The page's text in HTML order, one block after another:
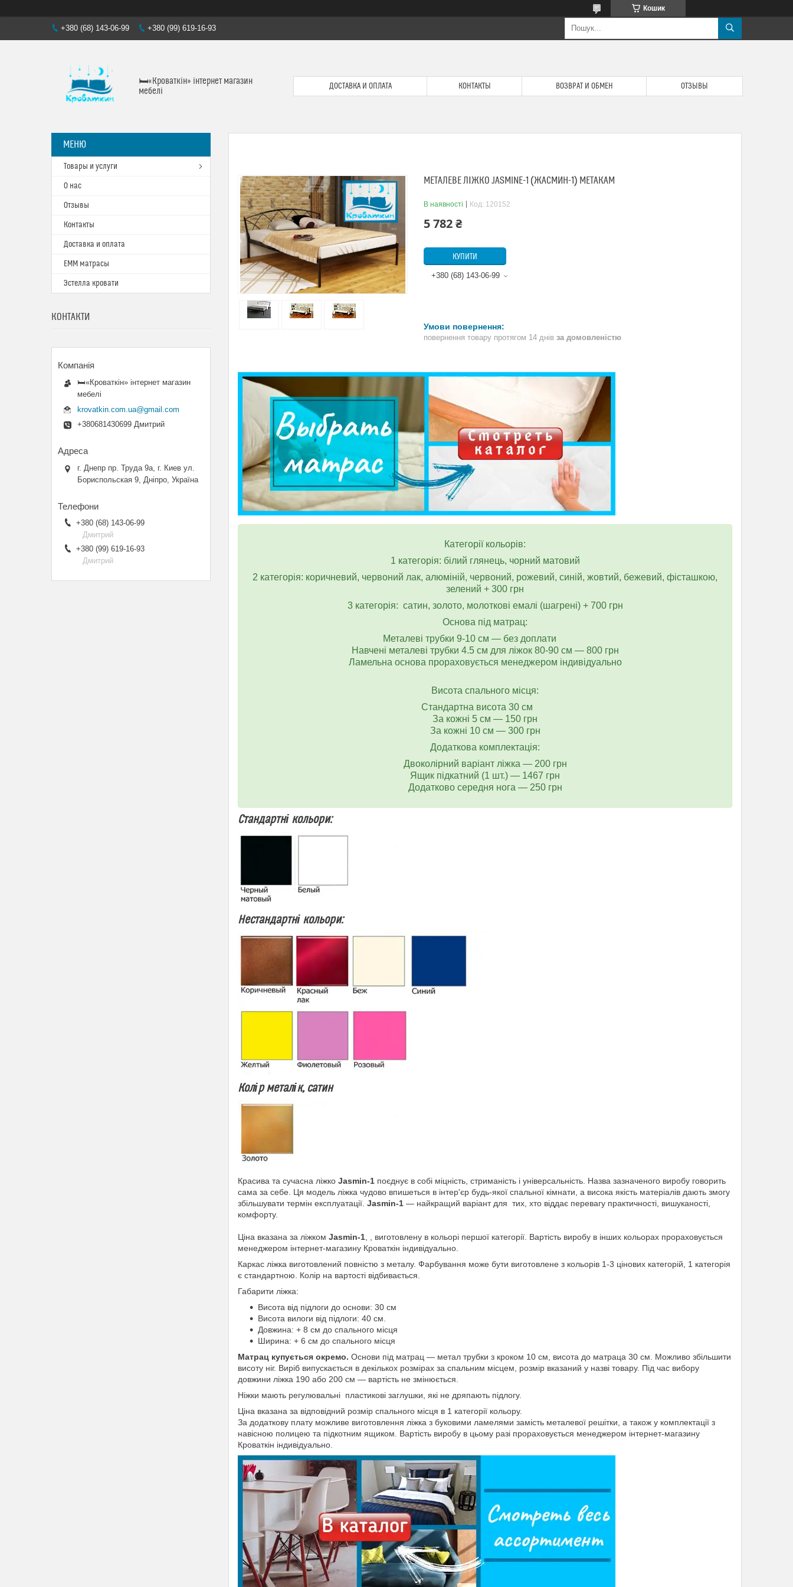
Кошик
+380 (68) 143-06-99 +380 (99) 619-16-93
🛏«Кроваткiн» iнтернет магазин
мебелi
ДОСТАВКА И ОПЛАТА КОНТАКТЫ ВОЗВРАТ И ОБМЕН ОТЗЫВЫ
МЕТАЛЕВЕ ЛІЖКО JASMINE-1 (ЖАСМИН-1) МЕТАКАМ
В наявності Код: 120152
5 782 ₴
КУПИТИ
+380 (68) 143-06-99
повернення товару протягом 14 днів за домовленістю
Категорії кольорів:
1 категорія: білий глянець, чорний матовий
2 категорія: коричневий, червоний лак, алюміній, червоний, рожевий, синій, жовтий, бежевий, фісташкою,
зелений + 300 грн
3 категорія: сатин, золото, молоткові емалі (шагрені) + 700 грн
Основа під матрац:
Металеві трубки 9-10 см — без доплати
Навчені металеві трубки 4.5 см для ліжок 80-90 см — 800 грн
Ламельна основа прораховується менеджером індивідуально
Висота спального місця:
Стандартна висота 30 см
За кожні 5 см — 150 грн
За кожні 10 см — 300 грн
Додаткова комплектація:
Двоколірний варіант ліжка — 200 грн
Ящик підкатний (1 шт.) — 1467 грн
Додатково середня нога — 250 грн
Стандартні кольори:
Нестандартні кольори:
Колір металік, сатин
Красива та сучасна ліжко Jasmin-1 поєднує в собі міцність, стриманість і універсальність. Назва зазначеного виробу говорить
сама за себе. Ця модель ліжка чудово впишеться в інтер'єр будь-якої спальної кімнати, а висока якість матеріалів дають змогу
збільшувати термін експлуатації. Jasmin-1 — найкращий варіант для тих, хто віддає перевагу практичності, вишуканості,
комфорту.
Ціна вказана за ліжком Jasmin-1 , , виготовлену в кольорі першої категорії. Вартість виробу в інших кольорах прораховується
менеджером інтернет-магазину Кроваткін індивідуально.
Каркас ліжка виготовлений повністю з металу. Фарбування може бути виготовлене з кольорів 1-3 цінових категорій, 1 категорія
є стандартною. Колір на вартості відбивається.
Габарити ліжка:
Висота від підлоги до основи: 30 см
Висота вилоги від підлоги: 40 см.
Довжина: + 8 см до спального місця
Ширина: + 6 см до спального місця
Матрац купується окремо. Основи під матрац — метал трубки з кроком 10 см, висота до матраца 30 см. Можливо збільшити
висоту ніг. Виріб випускається в декількох розмірах за спальним місцем, розмір вказаний у назві товару. Під час вибору
довжини ліжка 190 або 200 см — вартість не змінюється.
Ніжки мають регулювальні пластикові заглушки, які не дряпають підлогу.
Ціна вказана за відповідний розмір спального місця в 1 категорії кольору.
За додаткову плату можливе виготовлення ліжка з буковими ламелями замість металевої решітки, а також у комплектації з
навісною полицею та підкотним ящиком. Вартість виробу в цьому разі прораховується менеджером інтернет-магазину
Кроваткін індивідуально.
Товары и услуги
О нас
Отзывы
Контакты
Доставка и оплата
ЕММ матрасы
Эстелла кровати
КОНТАКТИ
🛏«Кроваткiн» iнтернет магазин
мебелi
krovatkin.com.ua@gmail.com
+380681430699 Дмитрий
г. Днепр пр. Труда 9а, г. Киев ул.
Бориспольская 9, Дніпро, Україна
+380 (68) 143-06-99
Дмитрий
+380 (99) 619-16-93
Дмитрий